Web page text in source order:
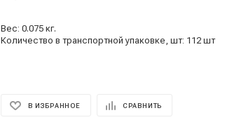
Вес: 0.075 кг.
Количество в транспортной упаковке, шт: 112 шт
В ИЗБРАННОЕ СРАВНИТЬ